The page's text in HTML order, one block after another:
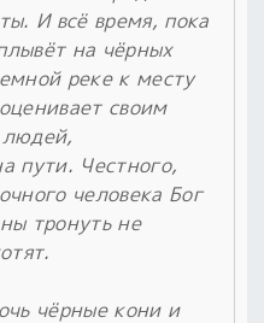
И всё время, пока
на чёрных
реке к месту
своим
людей,
пути. Честного,
человека Бог
тронуть не
чёрные кони и